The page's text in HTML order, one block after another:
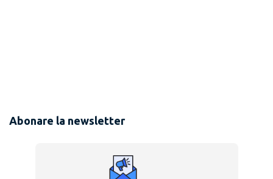
Abonare la newsletter